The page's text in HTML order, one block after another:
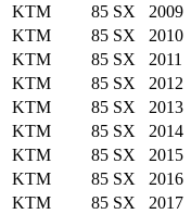
KTM
85 SX
2009
KTM
85 SX
2010
KTM
85 SX
2011
KTM
85 SX
2012
KTM
85 SX
2013
KTM
85 SX
2014
KTM
85 SX
2015
KTM
85 SX
2016
KTM
85 SX
2017